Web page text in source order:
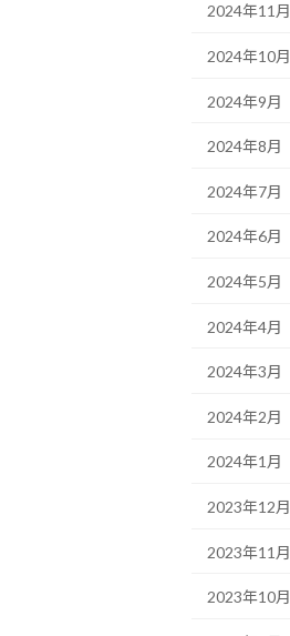
2024年11月
2024年10月
2024年9月
2024年8月
2024年7月
2024年6月
2024年5月
2024年4月
2024年3月
2024年2月
2024年1月
2023年12月
2023年11月
2023年10月